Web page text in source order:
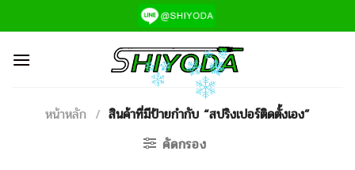
ไป
เนื้อหา
หน้าหลัก / สินค้าที่มีป้ายกำกับ “สปริงเปอร์ติดตั้งเอง”
คัดกรอง